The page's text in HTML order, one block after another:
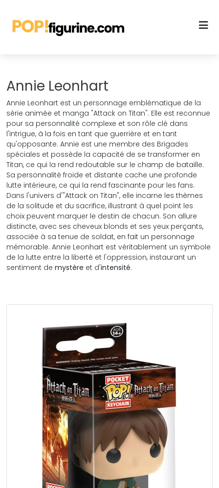
Annie Leonhart
Annie Leonhart est un personnage emblématique de la
série animée et manga "Attack on Titan". Elle est reconnue
pour sa personnalité complexe et son rôle clé dans
l'intrigue, à la fois en tant que guerrière et en tant
qu'opposante. Annie est une membre des Brigades
spéciales et possède la capacité de se transformer en
Titan, ce qui la rend redoutable sur le champ de bataille.
Sa personnalité froide et distante cache une profonde
lutte intérieure, ce qui la rend fascinante pour les fans.
Dans l'univers d'"Attack on Titan", elle incarne les thèmes
de la solitude et du sacrifice, illustrant à quel point les
choix peuvent marquer le destin de chacun. Son allure
distincte, avec ses cheveux blonds et ses yeux perçants,
associée à sa tenue de soldat, en fait un personnage
mémorable. Annie Leonhart est véritablement un symbole
de la lutte entre la liberté et l'oppression, instaurant un
sentiment demystère et d'intensité.